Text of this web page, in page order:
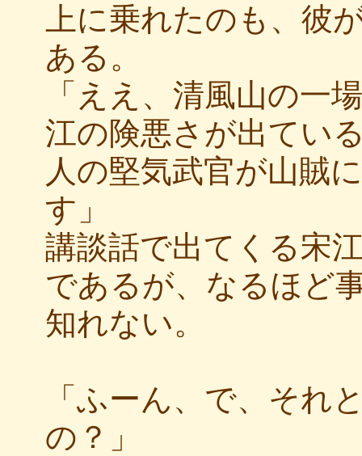
上に乗れたのも、彼
ある。
「ええ、清風山の一
江の険悪さが出てい
人の堅気武官が山賊
す」
講談話で出てくる宋
であるが、なるほど
知れない。
「ふーん、で、それ
の？」